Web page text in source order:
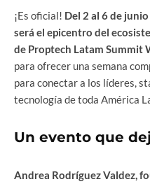
¡Es oficial! Del 2 al 6 de
será el epicentro del
de Proptech Latam Summit
para ofrecer una semana
para conectar a los líderes,
tecnología de toda América
Un evento que
Andrea Rodríguez Valdez,